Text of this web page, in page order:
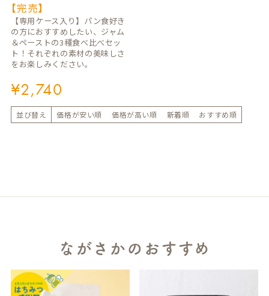
【完売】
【専用ケース入り】パン食好き
の方におすすめしたい、ジャム
＆ペーストの3種食べ比べセッ
ト！それぞれの素材の美味しさ
をお楽しみください。
¥2,740
並び替え 価格が安い順 価格が高い順 新着順 おすすめ順
ながさかのおすすめ